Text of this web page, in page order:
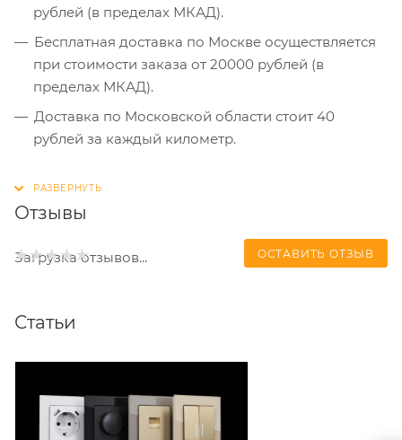
рублей (в пределах МКАД).
Бесплатная доставка по Москве осуществляется
при стоимости заказа от 20000 рублей (в
пределах МКАД).
Доставка по Московской области стоит 40
рублей за каждый километр.
Отзывы
ОСТАВИТЬ ОТЗЫВ
Загрузка отзывов...
Статьи